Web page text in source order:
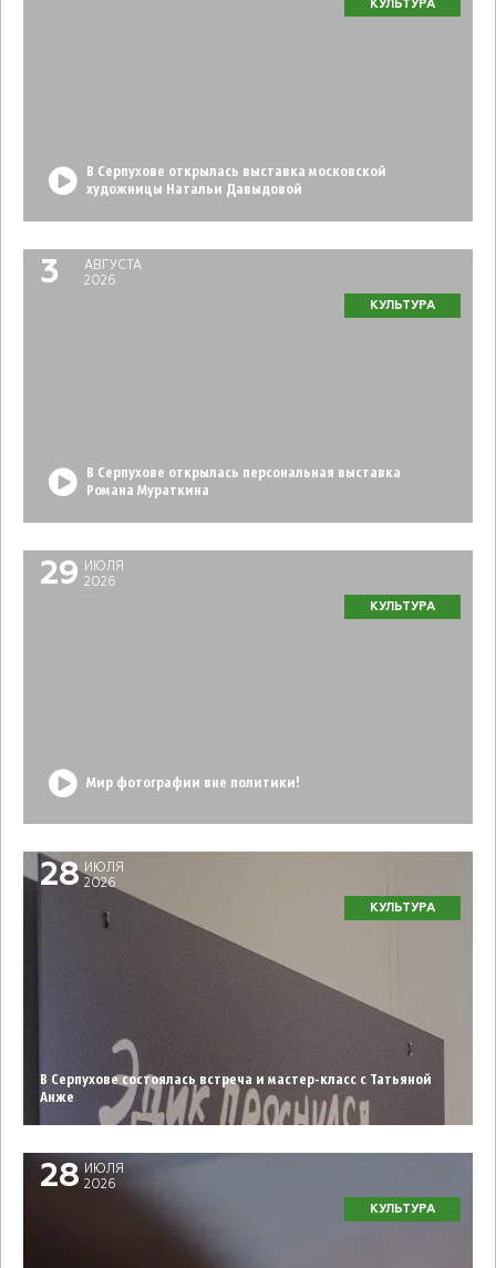
КУЛЬТУРА
В Серпухове открылась выставка московской
художницы Натальи Давыдовой
3
АВГУСТА
2026
КУЛЬТУРА
В Серпухове открылась персональная выставка
Романа Мураткина
29
ИЮЛЯ
2026
КУЛЬТУРА
Мир фотографии вне политики!
28 ИЮЛЯ
2026
КУЛЬТУРА
В Серпухове состоялась встреча и мастер-класс с Татьяной
Анже
28 ИЮЛЯ
2026
КУЛЬТУРА